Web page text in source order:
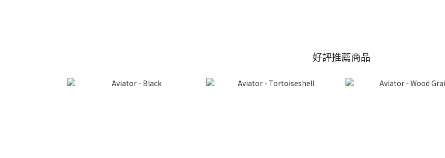
好評推薦商品